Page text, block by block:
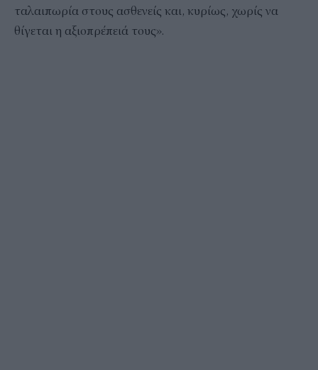
ταλαιπωρία στους ασθενείς και, κυρίως, χωρίς να
θίγεται η αξιοπρέπειά τους».